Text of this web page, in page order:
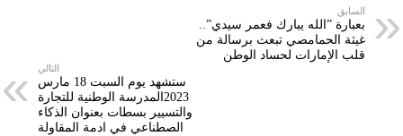
g
s
e
a
السابق
بعبارة ”الله يبارك فعمر سيدي”..
غيثة الحمامصي تبعث برسالة من
قلب الإمارات لحساد الوطن
التالي
ستشهد يوم السبت 18 مارس
2023المدرسة الوطنية للتجارة
والتسيير بسطات بعنوان الذكاء
الصطناعي في ادمة المقاولة